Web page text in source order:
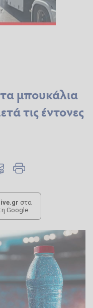
μπουκάλια
τις έντονες
στα
Google